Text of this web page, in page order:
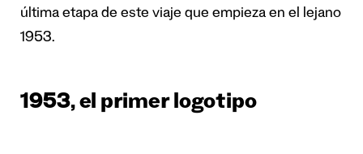
última etapa de este viaje que empieza en el lejano
1953.
1953, el primer logotipo